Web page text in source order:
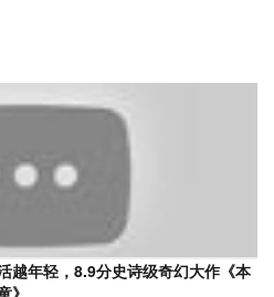
越年轻，8.9分史诗级奇幻大作《本
》